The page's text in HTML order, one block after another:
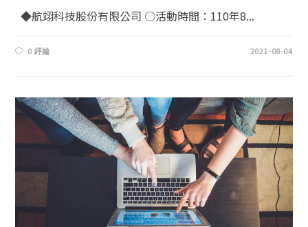
◆航翊科技股份有限公司 ○活動時間：110年8...
0 評論 2021-08-04